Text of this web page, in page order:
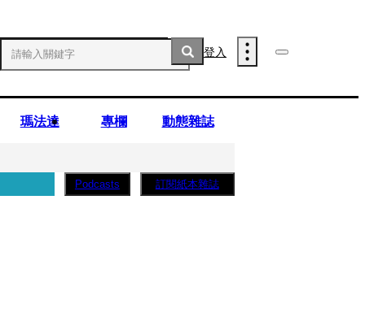
登入
瑪法達 專欄 動態雜誌
Podcasts 訂閱紙本雜誌